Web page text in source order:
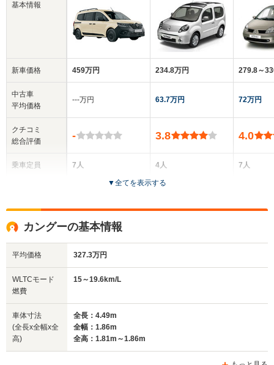
基本情報
新車価格
中古車
平均価格
クチコミ
総合評価
乗車定員
サイズ
(全長x全幅x全高)
459万円
‐‐‐万円
-
7人
全高
1.81m
全幅
1.86m
234.8万円
63.7万円
3.8
4人
3ドア
279.8～
72万円
4.0
7人
▼全てを表示する
カングーの基本情報
平均価格 327.3万円
WLTCモード
燃費
15～19.6km/L
車体寸法
(全長x全幅x全
高)
全長：4.49m
全幅：1.86m
全高：1.81m～1.86m